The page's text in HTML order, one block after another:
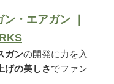
・エアガン ｜
ガンの開発に力を入
げの美しさでファン